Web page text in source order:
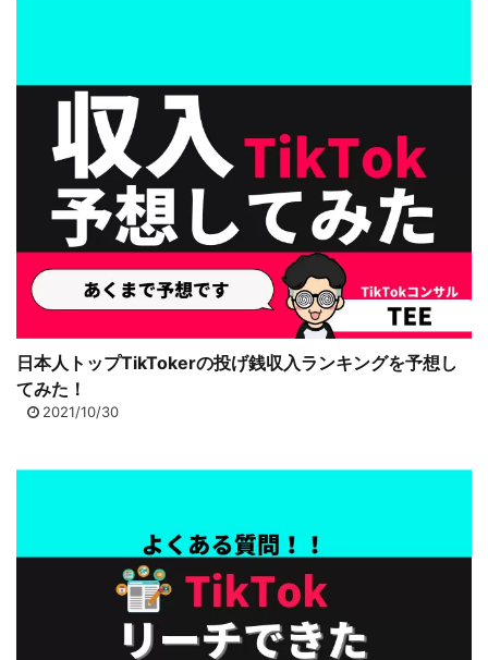
日本人トップTikTokerの投げ銭収入ランキングを予想し
てみた！
2021/10/30